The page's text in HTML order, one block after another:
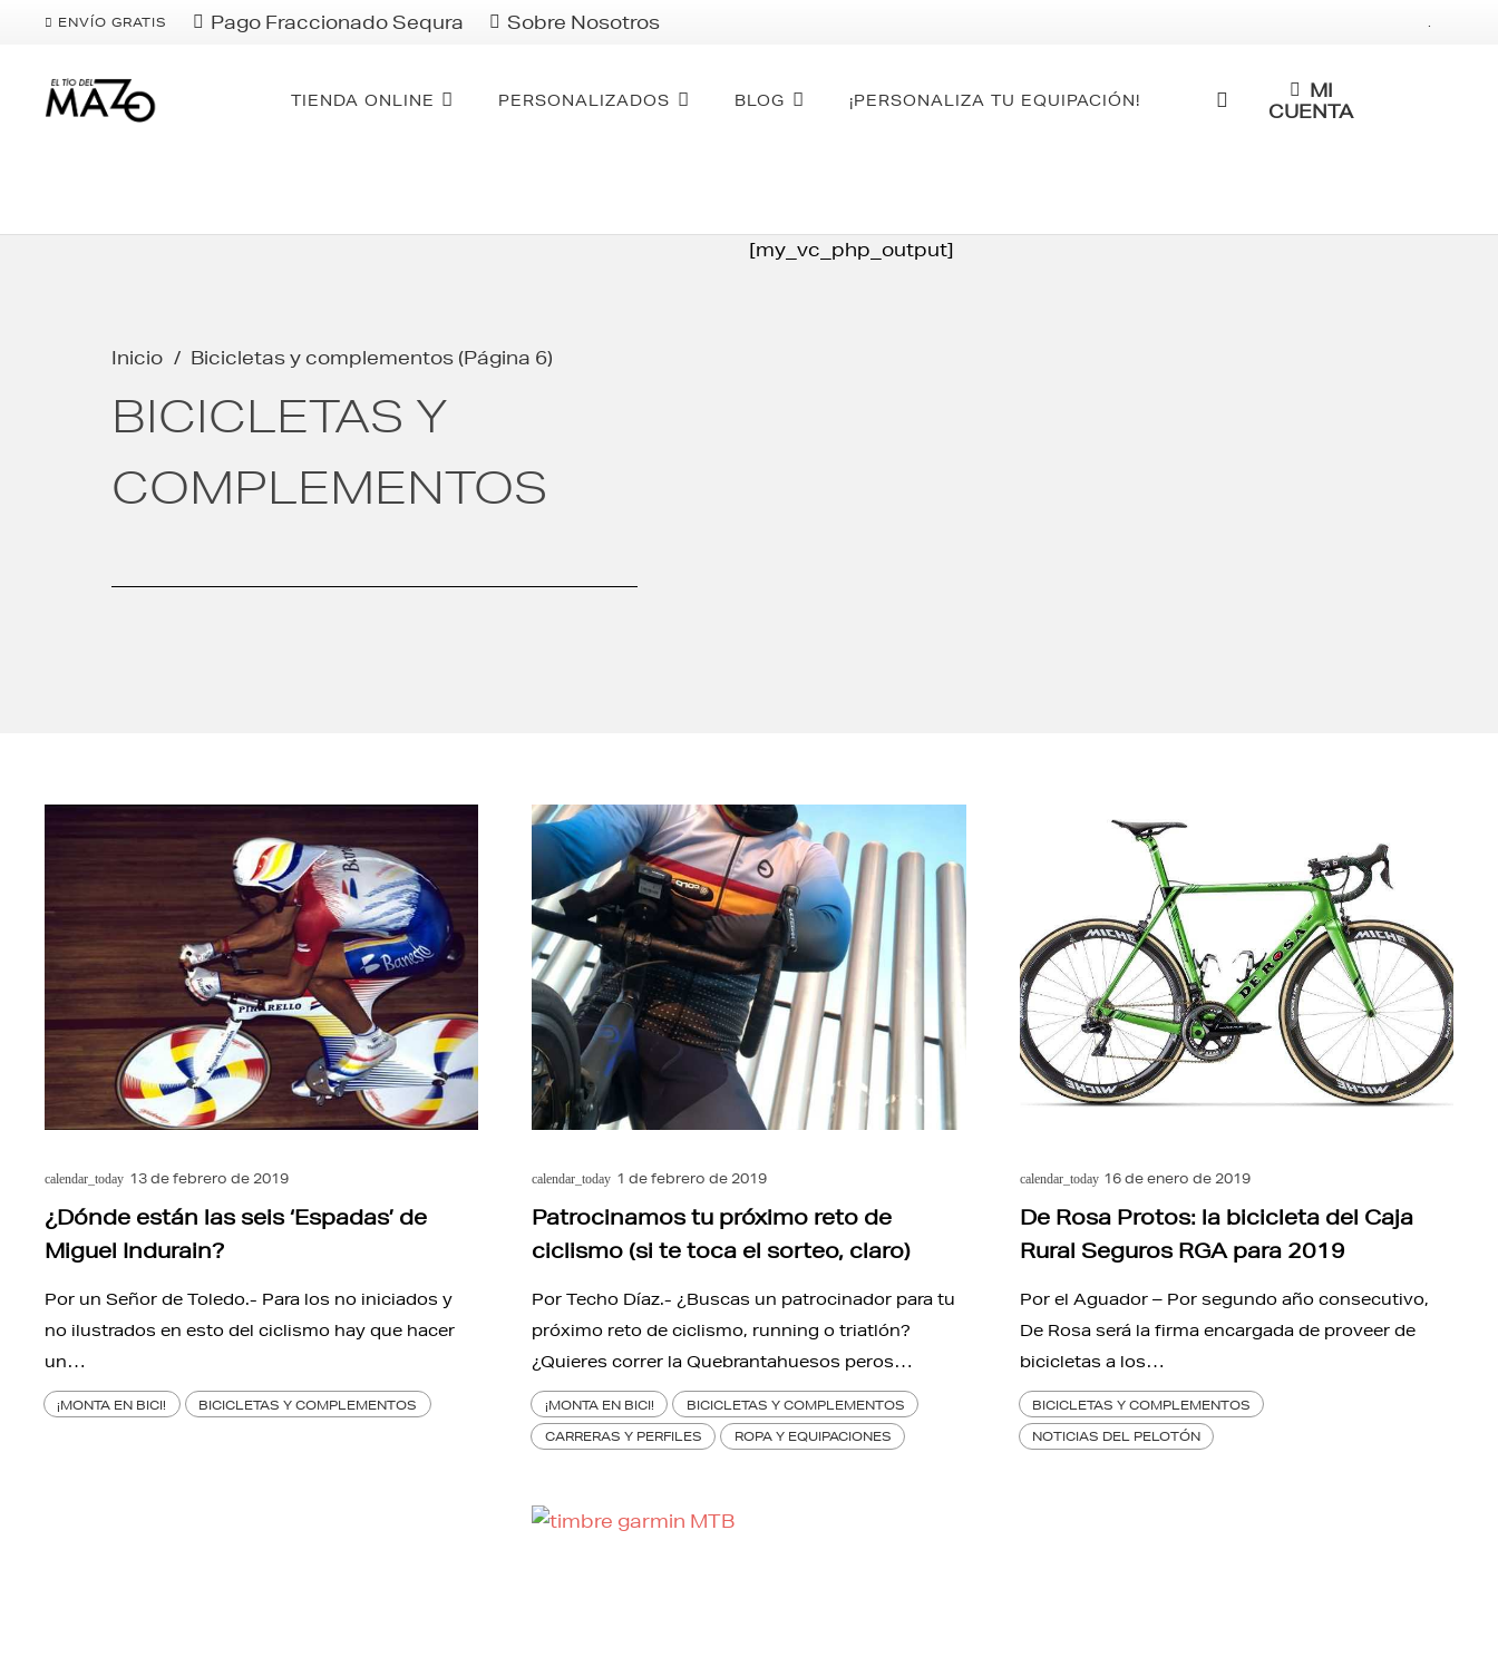
ENVÍO GRATIS Pago Fraccionado Sequra Sobre Nosotros .
TIENDA ONLINE PERSONALIZADOS BLOG ¡PERSONALIZA TU EQUIPACIÓN!
MI
CUENTA
Inicio / Bicicletas y complementos (Página 6)
BICICLETAS Y
COMPLEMENTOS
[my_vc_php_output]
calendar_today 13 de febrero de 2019
¿Dónde están las seis ‘Espadas’ de
Miguel Indurain?
Por un Señor de Toledo.- Para los no iniciados y
no ilustrados en esto del ciclismo hay que hacer
un…
¡MONTA EN BICI! BICICLETAS Y COMPLEMENTOS
calendar_today 1 de febrero de 2019
Patrocinamos tu próximo reto de
ciclismo (si te toca el sorteo, claro)
Por Techo Díaz.- ¿Buscas un patrocinador para tu
próximo reto de ciclismo, running o triatlón?
¿Quieres correr la Quebrantahuesos peros…
¡MONTA EN BICI!
BICICLETAS Y COMPLEMENTOS
CARRERAS Y PERFILES
ROPA Y EQUIPACIONES
calendar_today 16 de enero de 2019
De Rosa Protos: la bicicleta del Caja
Rural Seguros RGA para 2019
Por el Aguador – Por segundo año consecutivo,
De Rosa será la firma encargada de proveer de
bicicletas a los…
BICICLETAS Y COMPLEMENTOS
NOTICIAS DEL PELOTÓN